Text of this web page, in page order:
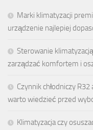
Marki klimatyzacji
urządzenie najlepiej
Sterowanie
zarządzać komfortem i
Czynnik chłodniczy
warto wiedzieć przed
Klimatyzacja czy